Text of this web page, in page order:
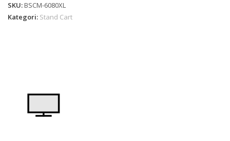
SKU:BSCM-6080XL
Kategori: Stand Cart